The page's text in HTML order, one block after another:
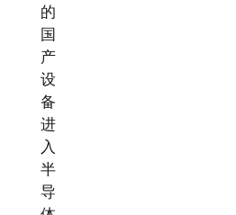
的
国
产
设
备
进
入
半
导